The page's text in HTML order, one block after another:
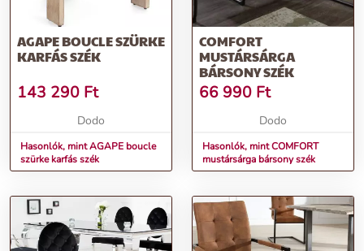
AGAPE BOUCLE SZÜRKE
KARFÁS SZÉK
143 290 Ft
Dodo
Hasonlók, mint AGAPE boucle
szürke karfás szék
COMFORT
MUSTÁRSÁRGA
BÁRSONY SZÉK
66 990 Ft
Dodo
Hasonlók, mint COMFORT
mustársárga bársony szék